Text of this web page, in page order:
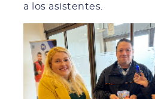
a los asistentes.